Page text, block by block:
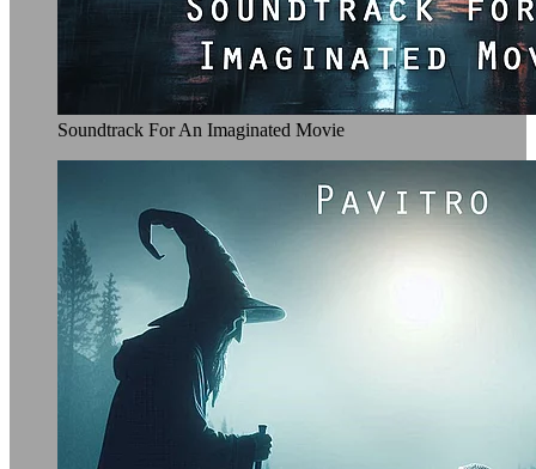
Soundtrack For An Imaginated Movie